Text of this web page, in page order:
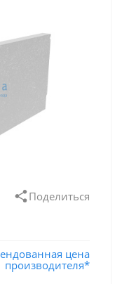
Поделиться
цена
производителя*